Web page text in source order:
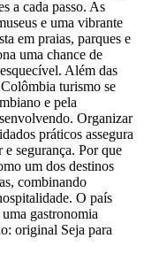
a cada passo. As
e uma vibrante
em praias, parques e
uma chance de
Além das
turismo se
e pela
Organizar
práticos assegura
e segurança. Por que
um dos destinos
combinando
O país
gastronomia
original Seja para